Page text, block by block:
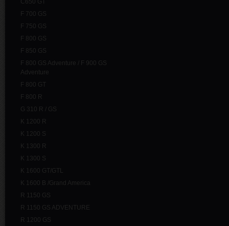
C650 GT
F 700 GS
F 750 GS
F 800 GS
F 850 GS
F 800 GS Adventure / F 900 GS
Adventure
F 800 GT
F 800 R
G 310 R / GS
K 1200 R
K 1200 S
K 1300 R
K 1300 S
K 1600 GT/GTL
K 1600 B /Grand America
R 1150 GS
R 1150 GS ADVENTURE
R 1200 GS